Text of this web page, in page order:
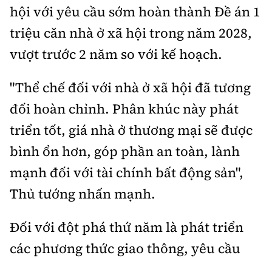
hội với yêu cầu sớm hoàn thành Đề án 1
triệu căn nhà ở xã hội trong năm 2028,
vượt trước 2 năm so với kế hoạch.
"Thể chế đối với nhà ở xã hội đã tương
đối hoàn chỉnh. Phân khúc này phát
triển tốt, giá nhà ở thương mại sẽ được
bình ổn hơn, góp phần an toàn, lành
mạnh đối với tài chính bất động sản",
Thủ tướng nhấn mạnh.
Đối với đột phá thứ năm là phát triển
các phương thức giao thông, yêu cầu